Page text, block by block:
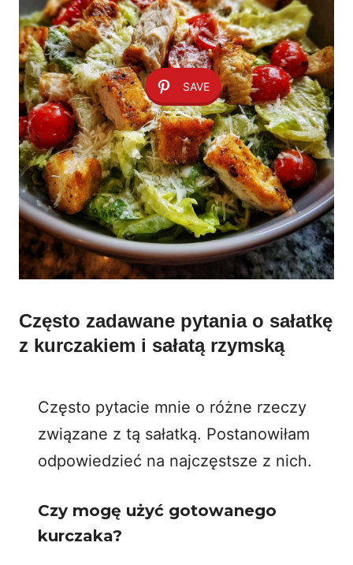
SAVE
Często zadawane pytania o sałatkę
z kurczakiem i sałatą rzymską
Często pytacie mnie o różne rzeczy
związane z tą sałatką. Postanowiłam
odpowiedzieć na najczęstsze z nich.
Czy mogę użyć gotowanego
kurczaka?